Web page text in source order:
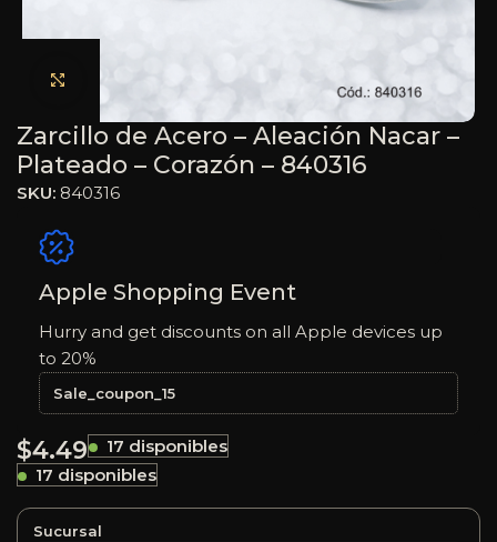
Haga clic para ampliar
Zarcillo de Acero – Aleación Nacar –
Plateado – Corazón – 840316
SKU: 840316
Apple Shopping Event
Hurry and get discounts on all Apple devices up
to 20%
Sale_coupon_15
$4.49
17 disponibles
17 disponibles
Sucursal